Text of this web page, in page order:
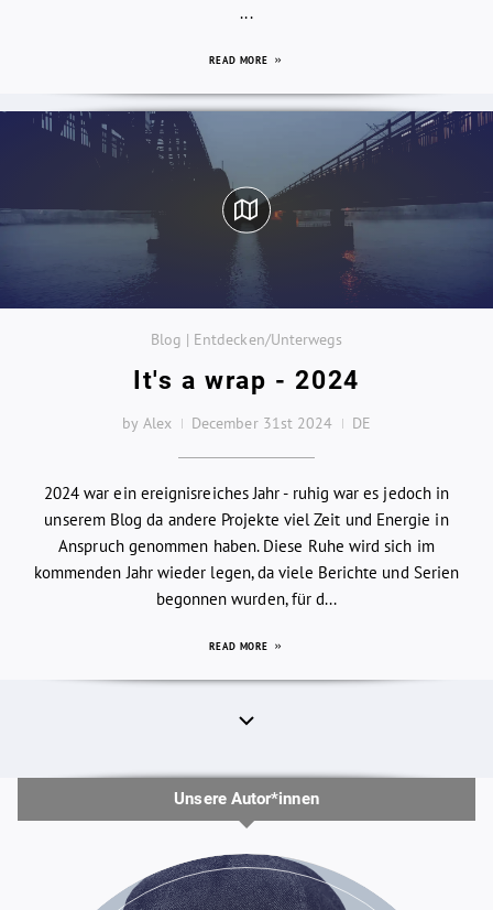
...
READ MORE
Blog | Entdecken/Unterwegs
It's a wrap - 2024
by Alex December 31st 2024 DE
2024 war ein ereignisreiches Jahr - ruhig war es jedoch in
unserem Blog da andere Projekte viel Zeit und Energie in
Anspruch genommen haben. Diese Ruhe wird sich im
kommenden Jahr wieder legen, da viele Berichte und Serien
begonnen wurden, für d...
READ MORE
Unsere Autor*innen